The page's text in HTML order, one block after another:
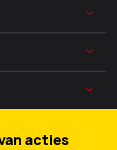
acties